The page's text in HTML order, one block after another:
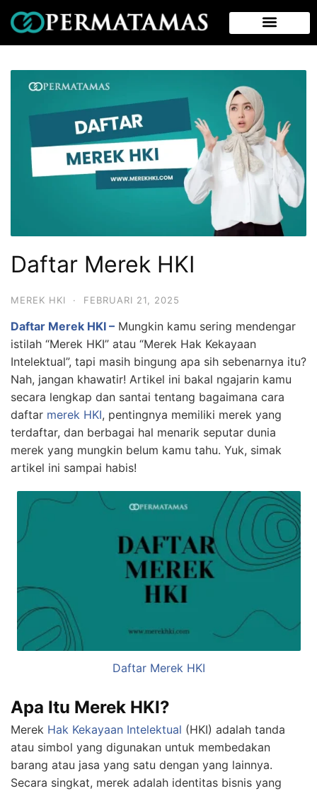
Daftar Merek HKI
MEREK HKI · FEBRUARI 21, 2025
Daftar Merek HKI – Mungkin kamu sering mendengar
istilah “Merek HKI” atau “Merek Hak Kekayaan
Intelektual”, tapi masih bingung apa sih sebenarnya itu?
Nah, jangan khawatir! Artikel ini bakal ngajarin kamu
secara lengkap dan santai tentang bagaimana cara
daftar merek HKI, pentingnya memiliki merek yang
terdaftar, dan berbagai hal menarik seputar dunia
merek yang mungkin belum kamu tahu. Yuk, simak
artikel ini sampai habis!
Daftar Merek HKI
Apa Itu Merek HKI?
Merek Hak Kekayaan Intelektual (HKI) adalah tanda
atau simbol yang digunakan untuk membedakan
barang atau jasa yang satu dengan yang lainnya.
Secara singkat, merek adalah identitas bisnis yang